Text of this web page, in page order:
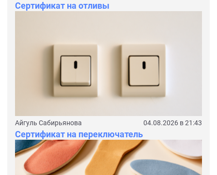
Сертификат на отливы
Айгуль Сабирьянова 04.08.2026 в 21:43
Сертификат на переключатель